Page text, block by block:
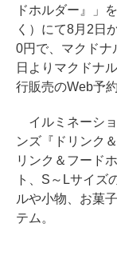
ドホルダー』」
く）にて8月2日
0円で、マクドナ
日よりマクドナ
行販売のWeb予
イルミネーシ
ンズ『ドリンク
リンク＆フード
ト、S～Lサイズ
ルや小物、お菓
テム。